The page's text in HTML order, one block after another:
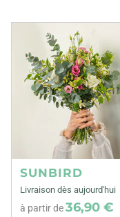
SUNBIRD
Livraison dès aujourd'hui
à partir de36,90 €